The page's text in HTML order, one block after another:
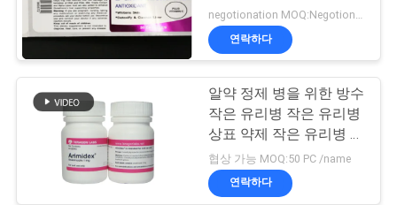
경
우
연락하다
알약 정제 병을 위한 방수
작은 유리병 작은 유리병
상표 약제 작은 유리병 상
표
협상 가능 MOQ:50 PC /name
연락하다